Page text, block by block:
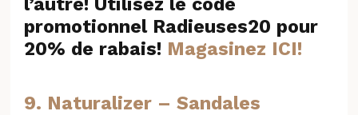
promotionnel Radieuses20 pour
20% de rabais! Magasinez ICI!
9. Naturalizer – Sandales